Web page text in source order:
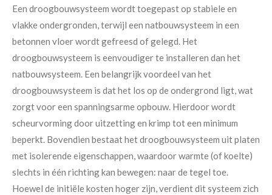
Een droogbouwsysteem wordt toegepast op stabiele en
vlakke ondergronden, terwijl een natbouwsysteem in een
betonnen vloer wordt gefreesd of gelegd. Het
droogbouwsysteem is eenvoudiger te installeren dan het
natbouwsysteem. Een belangrijk voordeel van het
droogbouwsysteem is dat het los op de ondergrond ligt, wat
zorgt voor een spanningsarme opbouw. Hierdoor wordt
scheurvorming door uitzetting en krimp tot een minimum
beperkt. Bovendien bestaat het droogbouwsysteem uit platen
met isolerende eigenschappen, waardoor warmte (of koelte)
slechts in één richting kan bewegen: naar de tegel toe.
Hoewel de initiële kosten hoger zijn, verdient dit systeem zich